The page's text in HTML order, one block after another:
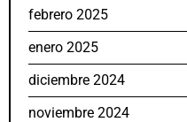
febrero 2025
enero 2025
diciembre 2024
noviembre 2024